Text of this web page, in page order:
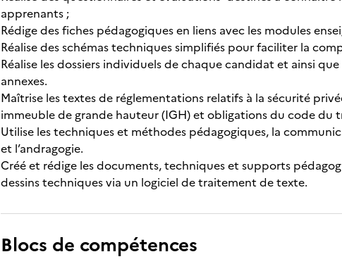
apprenants ;
Rédige des fiches pédagogiques en liens avec les modules
Réalise des schémas techniques simplifiés pour faciliter la
Réalise les dossiers individuels de chaque candidat et ainsi
annexes.
Maîtrise les textes de réglementations relatifs à la sécurité
immeuble de grande hauteur (IGH) et obligations du code du
Utilise les techniques et méthodes pédagogiques, la
et l’andragogie.
Créé et rédige les documents, techniques et supports
dessins techniques via un logiciel de traitement de texte.
Blocs de compétences